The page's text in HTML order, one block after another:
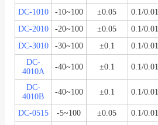
DC-1010
-10~100 ±0.05 0.1/0.01
DC-2010
-20~100 ±0.05 0.1/0.01
DC-3010
-30~100 ±0.1 0.1/0.01
DC-
4010A
-40~100 ±0.1 0.1/0.01
DC-
4010B
-40~100 ±0.1 0.1/0.01
DC-0515 -5~100 ±0.05 0.1/0.01